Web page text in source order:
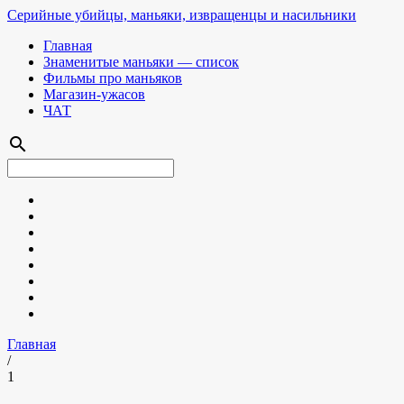
Серийные убийцы, маньяки, извращенцы и насильники
Главная
Знаменитые маньяки — список
Фильмы про маньяков
Магазин-ужасов
ЧАТ
search
Главная
/
1